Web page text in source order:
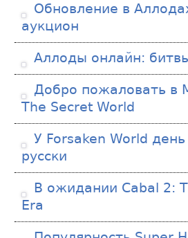
Обновление в
аукцион
Аллоды онлайн:
Добро пожаловать в
The Secret World
У Forsaken World
русски
В ожидании Cabal 2:
Era